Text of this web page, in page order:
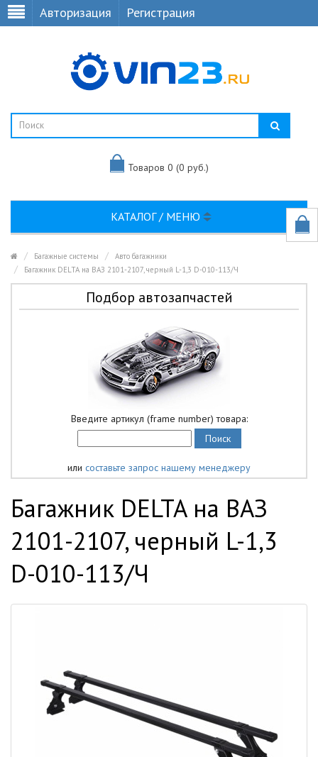
Авторизация Регистрация
Товаров 0 (0 руб.)
КАТАЛОГ / МЕНЮ
Багажные системы
Авто багажники
Багажник DELTA на ВАЗ 2101-2107, черный L-1,3 D-010-113/Ч
Подбор автозапчастей
Введите артикул (frame number) товара:
или составьте запрос нашему менеджеру
Багажник DELTA на ВАЗ
2101-2107, черный L-1,3
D-010-113/Ч